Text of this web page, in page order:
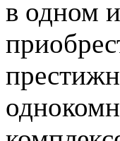
в одном